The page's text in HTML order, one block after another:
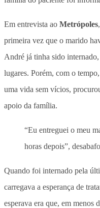
Em entrevista ao Metrópoles
primeira vez que o marido
André já tinha sido
lugares. Porém, com o
uma vida sem vícios,
apoio da família.
“Eu entreguei o meu
horas depois”,
Quando foi internado pela
carregava a esperança de
esperava era que, em menos